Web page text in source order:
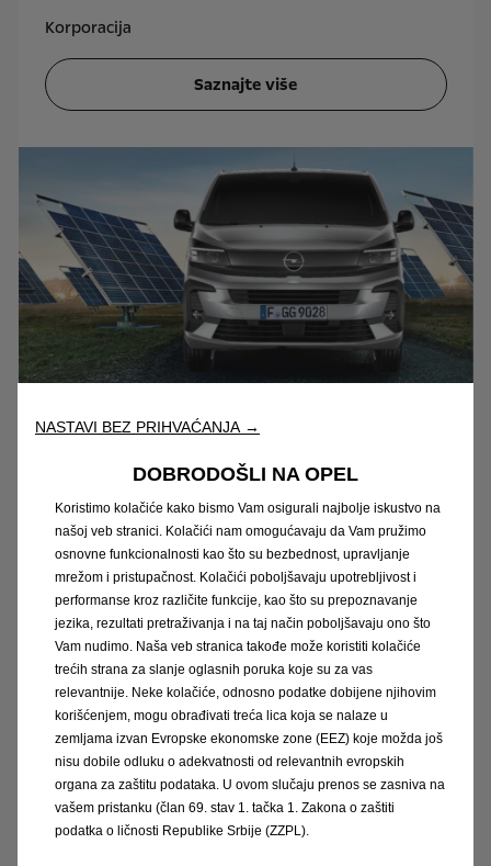
Korporacija
Saznajte više
Saznajte više
NASTAVI BEZ PRIHVAĆANJA →
DOBRODOŠLI NA OPEL
Koristimo kolačiće kako bismo Vam osigurali najbolje iskustvo na
našoj veb stranici. Kolačići nam omogućavaju da Vam pružimo
osnovne funkcionalnosti kao što su bezbednost, upravljanje
mrežom i pristupačnost. Kolačići poboljšavaju upotrebljivost i
performanse kroz različite funkcije, kao što su prepoznavanje
jezika, rezultati pretraživanja i na taj način poboljšavaju ono što
Vam nudimo. Naša veb stranica takođe može koristiti kolačiće
trećih strana za slanje oglasnih poruka koje su za vas
relevantnije. Neke kolačiće, odnosno podatke dobijene njihovim
korišćenjem, mogu obrađivati treća lica koja se nalaze u
zemljama izvan Evropske ekonomske zone (EEZ) koje možda još
nisu dobile odluku o adekvatnosti od relevantnih evropskih
organa za zaštitu podataka. U ovom slučaju prenos se zasniva na
vašem pristanku (član 69. stav 1. tačka 1. Zakona o zaštiti
podatka o ličnosti Republike Srbije (ZZPL).